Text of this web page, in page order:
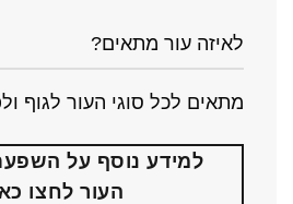
לאיזה עור מתאים?
מתאים לכל סוגי העור לגוף
למידע נוסף על
העור לחצו